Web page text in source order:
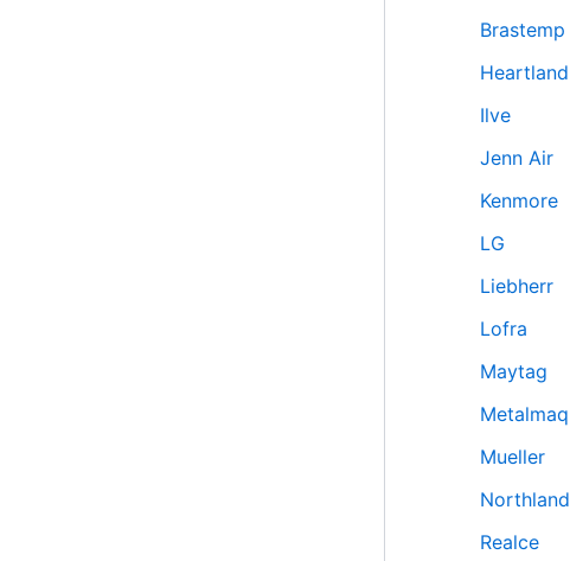
Heartland
Ilve
Jenn Air
Kenmore
LG
Liebherr
Lofra
Maytag
Metalmaq
Mueller
Northland
Realce